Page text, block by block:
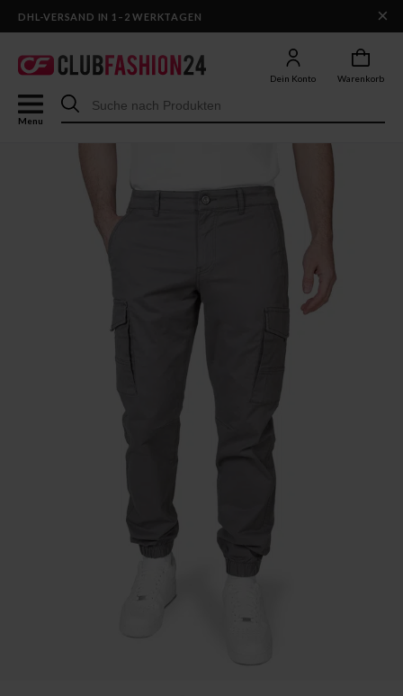
Dein Konto Warenkorb
Menu
DHL-VERSAND IN 1–2 WERKTAGEN ×